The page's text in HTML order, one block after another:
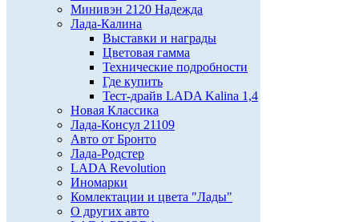
Минивэн 2120 Надежда
Лада-Калина
Выставки и награды
Цветовая гамма
Технические подробности
Где купить
Тест-драйв LADA Kalina 1,4
Новая Классика
Лада-Консул 21109
Авто от Бронто
Лада-Родстер
LADA Revolution
Иномарки
Комлектации и цвета "Лады"
О других авто